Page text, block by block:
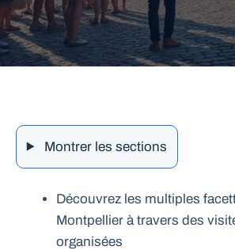
Montrer les sections
Découvrez les multiples
Montpellier à travers des
organisées